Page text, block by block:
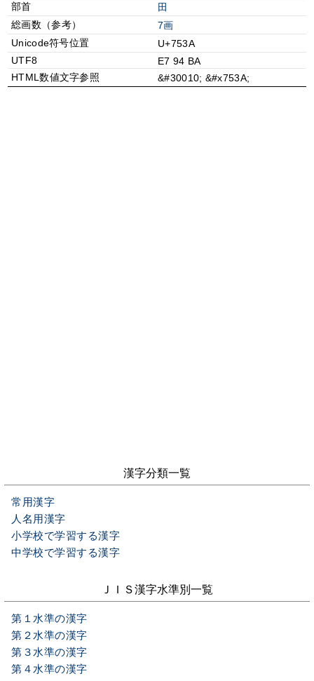
部首
⽥
総画数（参考）
7画
Unicode符号位置
U+753A
UTF8
E7 94 BA
HTML数値文字参照
&#30010; &#x753A;
漢字分類一覧
常用漢字
人名用漢字
小学校で学習する漢字
中学校で学習する漢字
ＪＩＳ漢字水準別一覧
第１水準の漢字
第２水準の漢字
第３水準の漢字
第４水準の漢字